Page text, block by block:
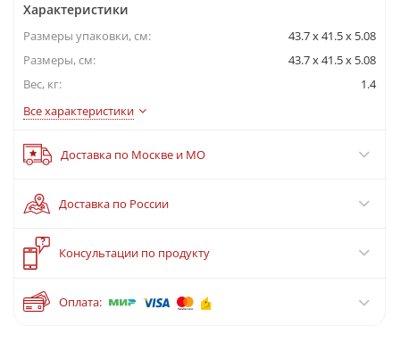
Характеристики
Размеры упаковки, cм:
43.7 x 41.5 x 5.08
Размеры, см:
43.7 x 41.5 x 5.08
Вес, кг:
1.4
Все характеристики
Доставка по Москве и МО
?
Консультации по продукту
Доставка по России
Оплата: